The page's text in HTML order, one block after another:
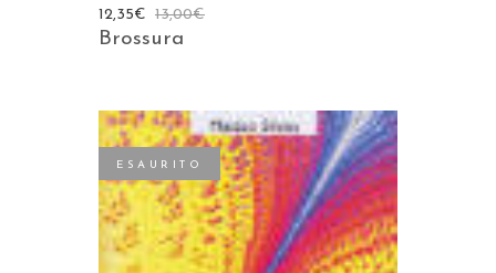
13,00€
12,35€
Brossura
ESAURITO